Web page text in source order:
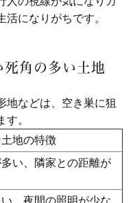
になりがちです。
角の多い土地
地などは、空き巣に狙
。
地の特徴
い、隣家との距離が